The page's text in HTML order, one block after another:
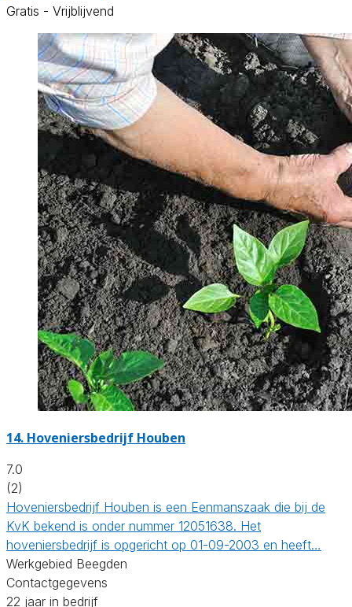
Gratis - Vrijblijvend
14. Hoveniersbedrijf Houben
7.0
(2)
Hoveniersbedrijf Houben is een Eenmanszaak die bij de
KvK bekend is onder nummer 12051638. Het
hoveniersbedrijf is opgericht op 01-09-2003 en heeft…
Werkgebied Beegden
Contactgegevens
22 jaar in bedrijf